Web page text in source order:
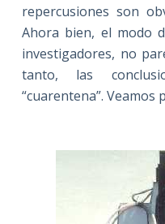
repercusiones son
Ahora bien, el modo
investigadores, no
tanto, las
“cuarentena”. Veamos